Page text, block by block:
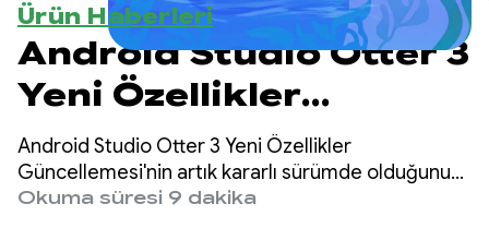
Ürün Haberleri
Android Studio Otter 3
Yeni Özellikler
Güncellemesi'nde LLM
esnekliği, Agent Mode
geliştirmeleri ve yeni
Android Studio Otter 3 Yeni Özellikler
Güncellemesi'nin artık kararlı sürümde olduğunu
duyurmaktan heyecan duyuyoruz. Bu özelliklerle
Okuma süresi 9 dakika